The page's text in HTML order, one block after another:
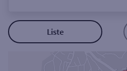
Autour de
Liste